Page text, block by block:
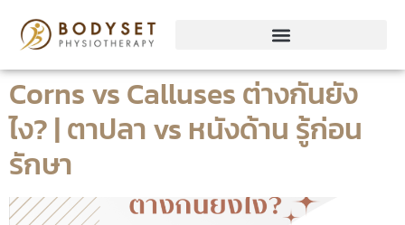
Corns vs Calluses ต่างกันยัง
ไง? | ตาปลา vs หนังด้าน รู้ก่อน
รักษา